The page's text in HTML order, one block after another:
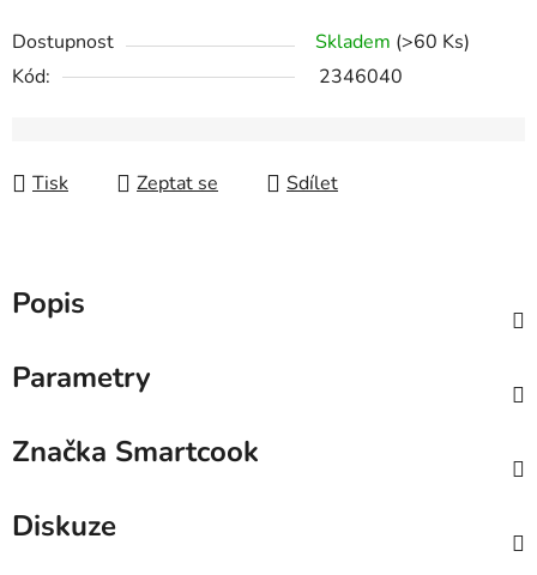
Dostupnost Skladem (>60 Ks)
Kód:
2346040
Tisk Zeptat se Sdílet
Popis
Parametry
Značka Smartcook
Diskuze